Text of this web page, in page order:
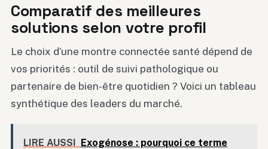
Comparatif des meilleures
solutions selon votre profil
Le choix d’une montre connectée santé dépend de
vos priorités : outil de suivi pathologique ou
partenaire de bien-être quotidien ? Voici un tableau
synthétique des leaders du marché.
LIRE AUSSI Exogénose : pourquoi ce terme